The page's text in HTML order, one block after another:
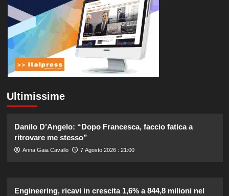
Ultimissime
Danilo D’Angelo: “Dopo Francesca, faccio fatica a
ritrovare me stesso”
Anna Gaia Cavallo 7 Agosto 2026 : 21:00
Engineering, ricavi in crescita 1,6% a 844,8 milioni nel